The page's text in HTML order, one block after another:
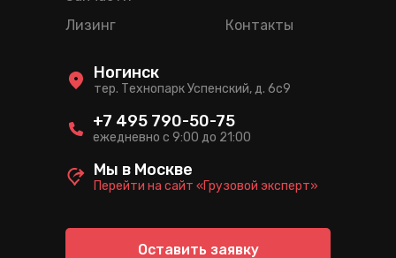
Лизинг
Контакты
Оставить заявку
тер. Технопарк Успенский, д. 6c9
Ногинск
ежедневно с 9:00 до 21:00
+7 495 790-50-75
Перейти на сайт «Грузовой эксперт»
Мы в Москве